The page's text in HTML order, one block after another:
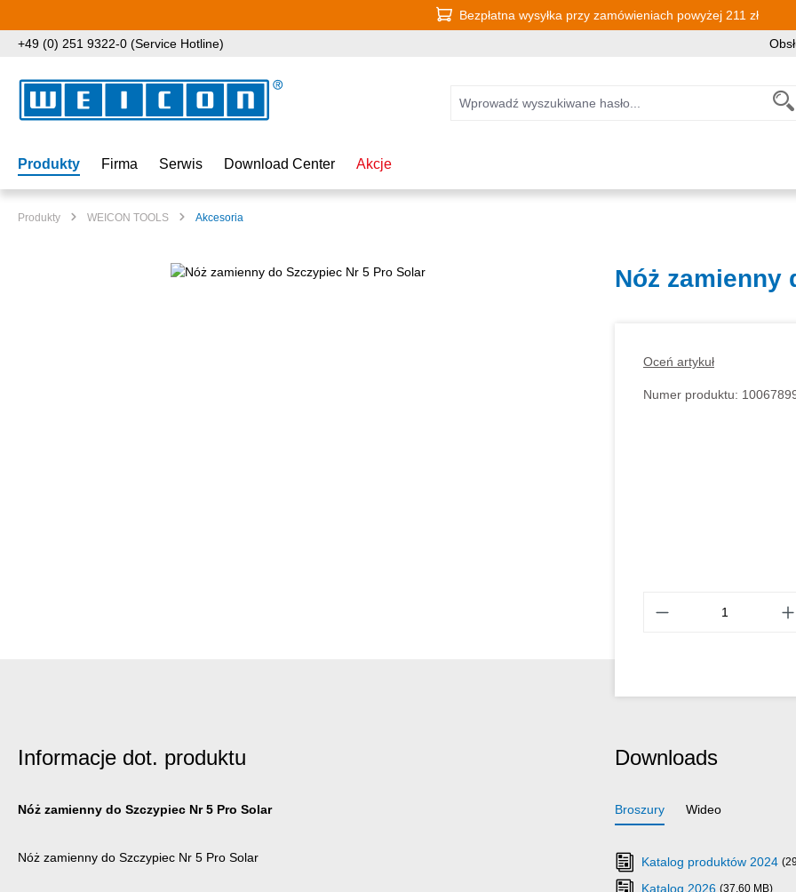
Bezpłatna wysyłka przy zamówieniach powyżej 211 zł
+49 (0) 251 9322-0 (Service Hotline)
Produkty Firma Serwis Download Center Akcje
Produkty WEICON TOOLS Akcesoria
Nóż zamienny
Oceń artykuł
Numer produktu:
Informacje dot. produktu
Nóż zamienny do Szczypiec Nr 5 Pro Solar
Nóż zamienny do Szczypiec Nr 5 Pro Solar
Downloads
Broszury Wideo
Katalog produktów 2024
Katalog 2026 (37,60 MB)